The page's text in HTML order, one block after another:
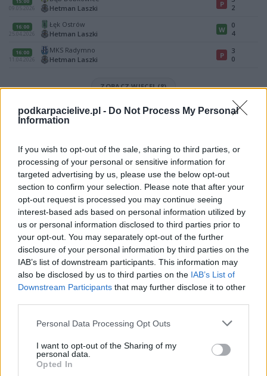
podkarpacielive.pl - Do Not Process My Personal
Information
If you wish to opt-out of the sale, sharing to third parties, or
processing of your personal or sensitive information for
targeted advertising by us, please use the below opt-out
section to confirm your selection. Please note that after your
opt-out request is processed you may continue seeing
interest-based ads based on personal information utilized by
us or personal information disclosed to third parties prior to
your opt-out. You may separately opt-out of the further
disclosure of your personal information by third parties on the
IAB’s list of downstream participants. This information may
also be disclosed by us to third parties on the IAB’s List of
Downstream Participants that may further disclose it to other
Please note that this website/app uses one or more Google
not limited to your visit or usage behaviour. You may click to
grant or deny consent to Google and its third-party tags to
use your data for below specified purposes in below Google
Personal Data Processing Opt Outs
I want to opt-out of the Sharing of my
personal data.
Opted In
09.05.2026
Hetman Laszki
P
2
16:00
25.04.2026
Łęk Ostrów
Hetman Laszki
W
0
4
16:00
11.04.2026
MKS Radymno
Hetman Laszki
P
3
0
ZOBACZ WIĘCEJ (8)
Mecz Łęk Ostrów - Hetman Laszki (Jarosław > Klasa A)
Spotkanie pomiędzy
Na stroniePodkarpacieLive.pl znajdzieszwynik meczu, strzelców
bramek, kartki, składy, statystyki i informacje o przebiegu
spotkania. To kompletne źródło danych dla kibiców i pasjonatów
lokalnej piłki nożnej. Jeżeli aktualnie nie widzisz tutaj danych z pewnością
pracujemy nad tym żeby je uzupełnić.
Wynik meczu Łęk Ostrów vs Hetman Laszki
Po zakończeniu spotkania automatycznie publikujemyoficjalny wynik
spotkania, a także dane meczowe, jeśli są dostępne.
Pełny harmonogram rozgrywek dostępny jest tutaj:Jarosław > Klasa A -
terminarz
Informacje o składach i strzelcach
W miarę dostępności danych, publikujemyskłady wyjściowe,
aktualizujemy zależnie od poziomu ligi i dostępnych źródeł.
Śledź mecze swojej drużyny
Jeśli jesteś kibicem klubu Łęk Ostrów lub Hetman Laszki - zaglądaj tutaj